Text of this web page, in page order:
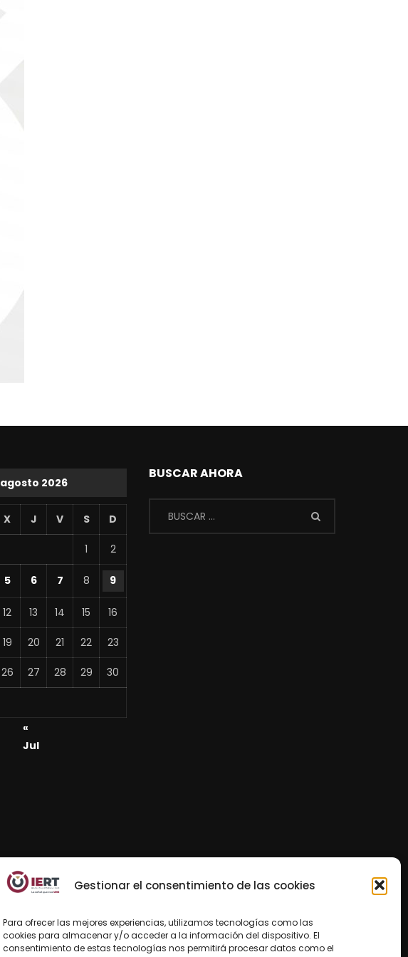
Gestionar el consentimiento de las cookies
Para ofrecer las mejores experiencias, utilizamos tecnologías como las
cookies para almacenar y/o acceder a la información del dispositivo. El
consentimiento de estas tecnologías nos permitirá procesar datos como el
agosto 2026
X J V S D
1 2
5 6 7 8 9
12 13 14 15 16
19 20 21 22 23
26 27 28 29 30
«
Jul
BUSCAR AHORA